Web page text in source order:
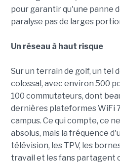
pour garantir qu'une panne
paralyse pas de larges
Un réseau à haut risque
Sur un terrain de golf, un tel
colossal, avec environ 500
100 commutateurs, dont
dernières plateformes WiFi
campus. Ce qui compte, ce
absolus, mais la fréquence
télévision, les TPV, les
travail et les fans partagent